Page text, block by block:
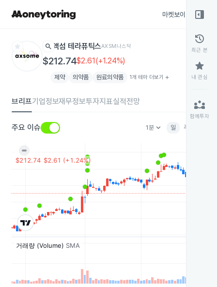
마켓보이스
star search 액섬 테라퓨틱스AXSM나스닥
$212.74$2.61(+1.24%)
제약 의약품 원료의약품 1개 테마 더보기 add
브리프기업정보재무정보투자지표실적전망
주요 이슈 1분keyboard_arrow_down 일 주
right_panel_open
history
최근 본
star
내 관심
partner_exchange
함께투자